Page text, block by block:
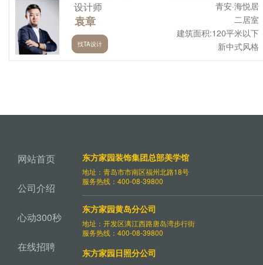
设计师
袁章
找TA设计
青安·海悦居
二居室
建筑面积:120平米以下
新中式风格
网站首页
公司介绍
心动300秒
在线招聘
东方家园装饰集团总部美学馆
地址：青岛市市南区福州北路18号
服务热线：400-08-39800
东方家园黄岛分公司
地址：开发区漓江西路唐岛湾步行街
服务热线：400-08-39800
东方家园日照分公司